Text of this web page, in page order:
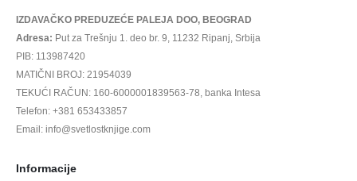
IZDAVAČKO PREDUZEĆE PALEJA DOO, BEOGRAD
Adresa: Put za Trešnju 1. deo br. 9, 11232 Ripanj, Srbija
PIB: 113987420
MATIČNI BROJ: 21954039
TEKUĆI RAČUN: 160-6000001839563-78, banka Intesa
Telefon: +381 653433857
Email: info@svetlostknjige.com
Informacije